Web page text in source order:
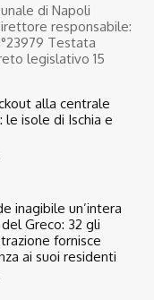
di Napoli
responsabile:
Testata
legislativo 15
alla centrale
le isole di Ischia e
inagibile un’intera
Greco: 32 gli
fornisce
ai suoi residenti